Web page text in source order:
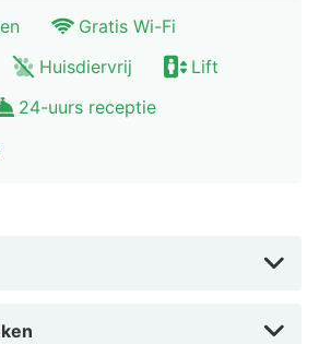
drankje in een bar/lounge.
betaling genieten van een lekker
wordt van 07.30 uur tot
uur per dag tegen betaling
Gratis Wi-Fi
Huisdiervrij
Lift
24-uurs receptie